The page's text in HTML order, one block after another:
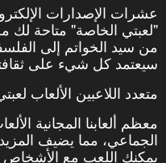
عشرات الإصدارات
"لعبتي الخاصة" متاحة لك
من سيد الخواتم إلى
سيعتمد كل شيء على
متعدد اللاعبين الألعاب
معظم ألعابنا المجانية
الجماعي، مما يضيف
يمكنك اللعب مع الأشخاص